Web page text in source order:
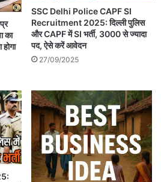
का
SSC Delhi Police CAPF SI
Recruitment 2025: दिल्ली पुलिस
और CAPF में SI भर्ती, 3000 से ज्यादा
पद, ऐसे करें आवेदन
27/09/2025